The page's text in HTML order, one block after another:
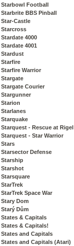
Starbowl Football
Starbrite BBS Pinball
Star-Castle
Starcross
Stardate 4000
Stardate 4001
Stardust
Starfire
Starfire Warrior
Stargate
Stargate Courier
Stargunner
Starion
Starlanes
Starquake
Starquest - Rescue at Rigel
Starquest - Star Warrior
Stars
Starsector Defense
Starship
Starshot
Starsquare
StarTrek
StarTrek Space War
Stary Dom
Starý Dům
States & Capitals
States & Capitals!
States and Capitals
States and Capitals (Atari)